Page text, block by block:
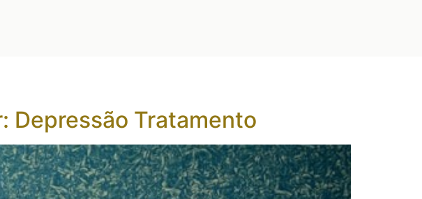
Depressão Tratamento